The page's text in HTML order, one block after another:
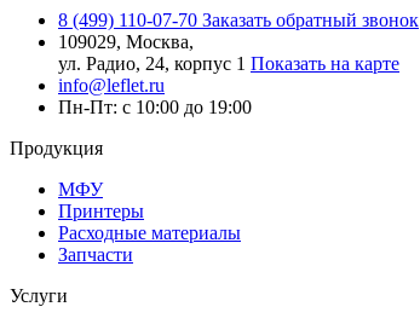
8 (499) 110-07-70 Заказать обратный звонок
109029, Москва,
ул. Радио, 24, корпус 1 Показать на карте
info@leflet.ru
Пн-Пт: с 10:00 до 19:00
Продукция
МФУ
Принтеры
Расходные материалы
Запчасти
Услуги